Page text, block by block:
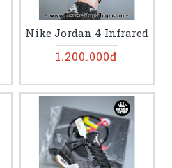
Nike Jordan 4 Infrared
1.200.000đ